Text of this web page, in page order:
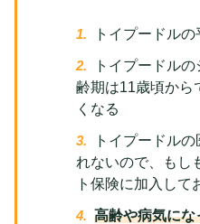
トイプードル
トイプードル
齢期は11歳頃から
くなる
トイプードル
れないので、もし
ト保険に加入して
高齢や病気に